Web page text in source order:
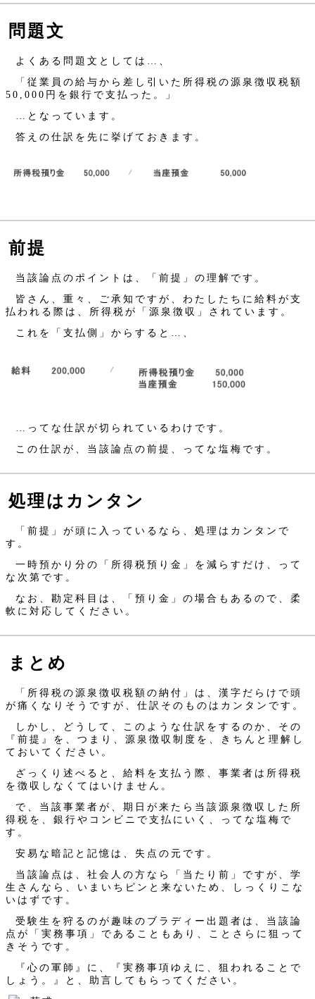
問題文
よくある問題文としては…、
「従業員の給与から差し引いた所得税の源泉徴収税額
50,000円を銀行で支払った。」
…となっています。
答えの仕訳を先に挙げておきます。
前提
当該論点のポイントは、「前提」の理解です。
皆さん、重々、ご承知ですが、わたしたちに給料が支
払われる際は、所得税が「源泉徴収」されています。
これを「支払側」からすると…、
…ってな仕訳が切られているわけです。
この仕訳が、当該論点の前提、ってな塩梅です。
処理はカンタン
「前提」が頭に入っているなら、処理はカンタンで
す。
一時預かり分の「所得税預り金」を減らすだけ、って
な次第です。
なお、勘定科目は、「預り金」の場合もあるので、柔
軟に対応してください。
まとめ
「所得税の源泉徴収税額の納付」は、漢字だらけで頭
が痛くなりそうですが、仕訳そのものはカンタンです。
しかし、どうして、このような仕訳をするのか、その
『前提』を、つまり、源泉徴収制度を、きちんと理解し
ておいてください。
ざっくり述べると、給料を支払う際、事業者は所得税
を徴収しなくてはいけません。
で、当該事業者が、期日が来たら当該源泉徴収した所
得税を、銀行やコンビニで支払にいく、ってな塩梅で
す。
安易な暗記と記憶は、失点の元です。
当該論点は、社会人の方なら「当たり前」ですが、学
生さんなら、いまいちピンと来ないため、しっくりこな
いはずです。
受験生を狩るのが趣味のブラディー出題者は、当該論
点が「実務事項」であることもあり、ことさらに狙って
きそうです。
『心の軍師』に、『実務事項ゆえに、狙われることで
しょう。』と、助言してもらってください。